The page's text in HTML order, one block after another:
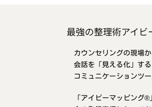
最強の整理術アイビ
カウンセリングの現場
会話を「見える化」する
コミュニケーションツー
「アイビーマッピング